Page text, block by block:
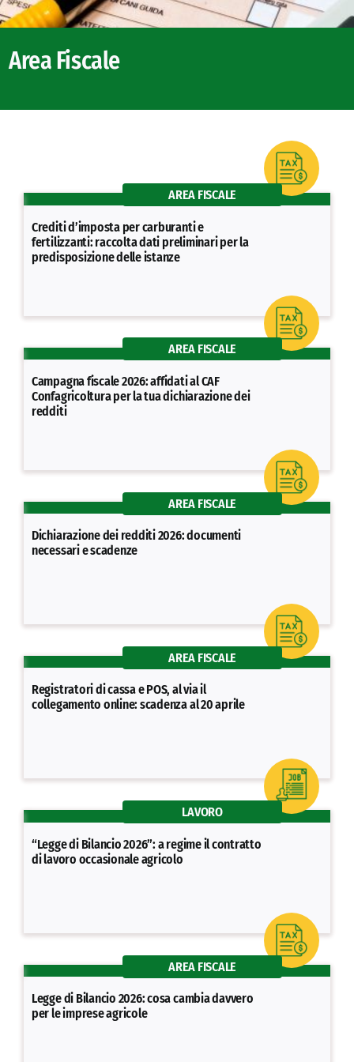
Area Fiscale
Crediti d’imposta per carburanti e
fertilizzanti: raccolta dati preliminari per la
predisposizione delle istanze
AREA FISCALE
Campagna fiscale 2026: affidati al CAF
Confagricoltura per la tua dichiarazione dei
redditi
AREA FISCALE
Dichiarazione dei redditi 2026: documenti
necessari e scadenze
AREA FISCALE
Registratori di cassa e POS, al via il
collegamento online: scadenza al 20 aprile
AREA FISCALE
“Legge di Bilancio 2026”: a regime il contratto
di lavoro occasionale agricolo
LAVORO
Legge di Bilancio 2026: cosa cambia davvero
per le imprese agricole
AREA FISCALE